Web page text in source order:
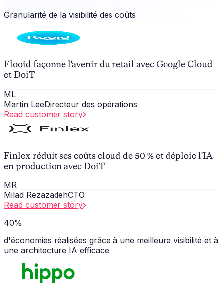
Granularité de la visibilité des coûts
Flooid façonne l'avenir du retail avec Google Cloud
et DoiT
ML
Martin LeeDirecteur des opérations
Read customer story
Finlex réduit ses coûts cloud de 50 % et déploie l'IA
en production avec DoiT
MR
Milad RezazadehCTO
Read customer story
40%
d'économies réalisées grâce à une meilleure visibilité et à
une architecture IA efficace